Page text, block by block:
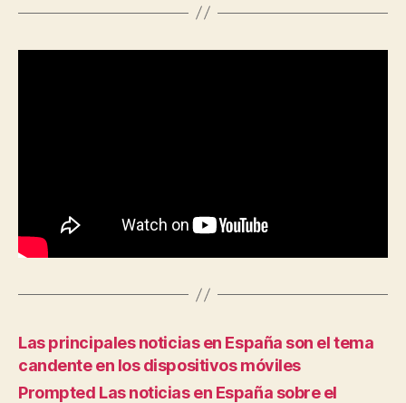
Las principales noticias en España son el tema
candente en los dispositivos móviles
Prompted Las noticias en España sobre el